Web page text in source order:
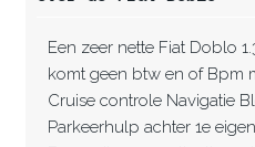
Een zeer nette Fiat Doblo
komt geen btw en of Bpm
Cruise controle Navigatie
Parkeerhulp achter 1e